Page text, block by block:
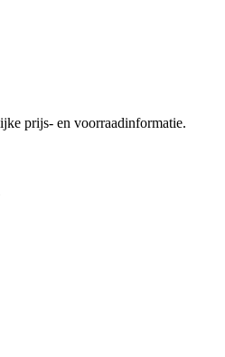
prijs- en voorraadinformatie.